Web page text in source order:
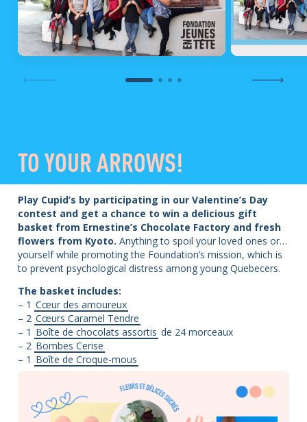
TO YOUR ARROWS!
Play Cupid’s by participating in our Valentine’s Day
contest and get a chance to win a delicious gift
basket from Ernestine’s Chocolate Factory and fresh
flowers from Kyoto. Anything to spoil your loved ones or…
yourself while promoting the Foundation’s mission, which is
to prevent psychological distress among young Quebecers.
The basket includes:
– 1 Cœur des amoureux
– 2 Cœurs Caramel Tendre
– 1 Boîte de chocolats assortis de 24 morceaux
– 2 Bombes Cerise
– 1 Boîte de Croque-mous